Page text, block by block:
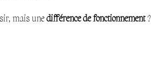
mais une différence de fonctionnement ?